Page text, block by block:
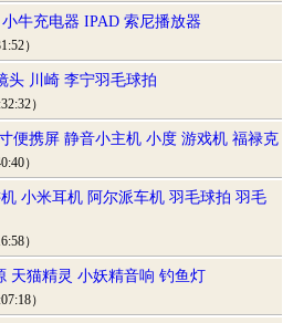
牛充电器 IPAD 索尼播放器
）
头 川崎 李宁羽毛球拍
）
便携屏 静音小主机 小度 游戏机 福禄克
）
小米耳机 阿尔派车机 羽毛球拍 羽毛
）
天猫精灵 小妖精音响 钓鱼灯
）